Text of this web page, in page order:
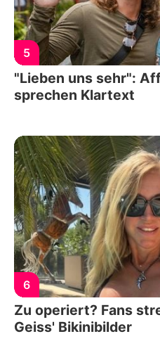
5
"Lieben uns sehr":
sprechen Klartext
6
Zu operiert? Fans
Geiss' Bikinibilder